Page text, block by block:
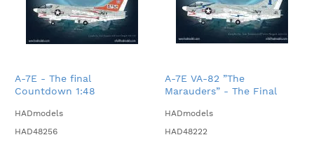
A-7E - The final
Countdown 1:48
HADmodels
HAD48256
A-7E VA-82 ”The
Marauders” - The Final
HADmodels
HAD48222